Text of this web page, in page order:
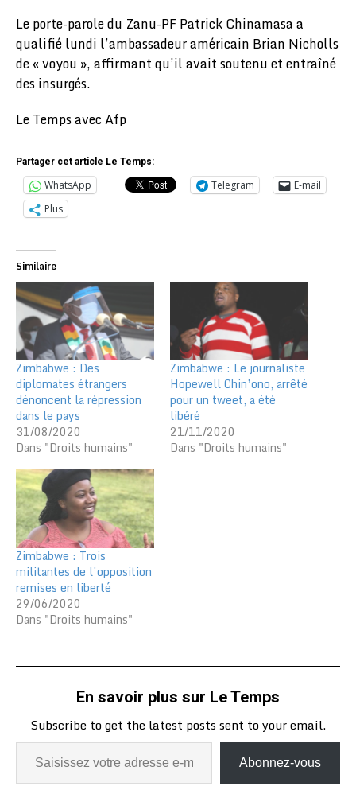
Le porte-parole du Zanu-PF Patrick Chinamasa a
qualifié lundi l’ambassadeur américain Brian Nicholls
de « voyou », affirmant qu’il avait soutenu et entraîné
des insurgés.
Le Temps avec Afp
Partager cet article Le Temps:
WhatsApp Telegram
E-mail
Plus
Similaire
Zimbabwe : Des
diplomates étrangers
dénoncent la répression
dans le pays
31/08/2020
Dans "Droits humains"
Zimbabwe : Le journaliste
Hopewell Chin’ono, arrêté
pour un tweet, a été
libéré
21/11/2020
Dans "Droits humains"
Zimbabwe : Trois
militantes de l’opposition
remises en liberté
29/06/2020
Dans "Droits humains"
En savoir plus sur Le Temps
Subscribe to get the latest posts sent to your email.
Abonnez-vous